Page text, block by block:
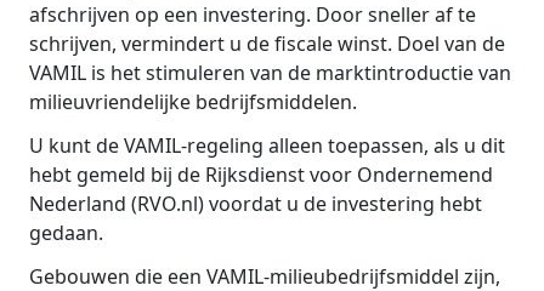
afschrijven op een investering. Door sneller af te
schrijven, vermindert u de fiscale winst. Doel van de
VAMIL is het stimuleren van de marktintroductie van
milieuvriendelijke bedrijfsmiddelen.
U kunt de VAMIL-regeling alleen toepassen, als u dit
hebt gemeld bij de Rijksdienst voor Ondernemend
Nederland (RVO.nl) voordat u de investering hebt
gedaan.
Gebouwen die een VAMIL-milieubedrijfsmiddel zijn,